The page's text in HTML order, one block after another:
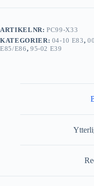
ARTIKELNR:PC99-X33
KATEGORIER: 04-10 E83,
E85/E86, 95-02 E39